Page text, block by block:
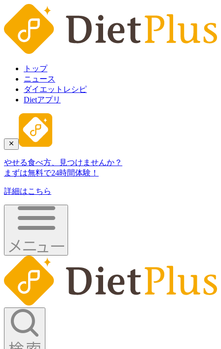
トップ
ニュース
ダイエットレシピ
Dietアプリ
やせる食べ方、見つけませんか？
まずは無料で24時間体験！
詳細はこちら